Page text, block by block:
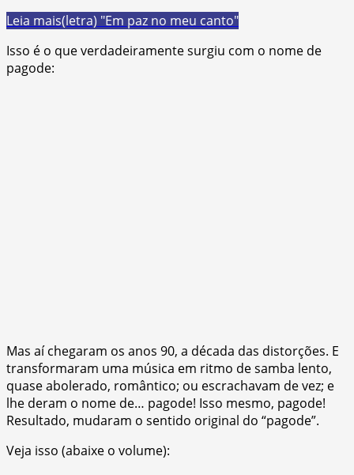
Leia mais(letra) "Em paz no meu canto"
Isso é o que verdadeiramente surgiu com o nome de
pagode:
Mas aí chegaram os anos 90, a década das distorções. E
transformaram uma música em ritmo de samba lento,
quase abolerado, romântico; ou escrachavam de vez; e
lhe deram o nome de… pagode! Isso mesmo, pagode!
Resultado, mudaram o sentido original do “pagode”.
Veja isso (abaixe o volume):